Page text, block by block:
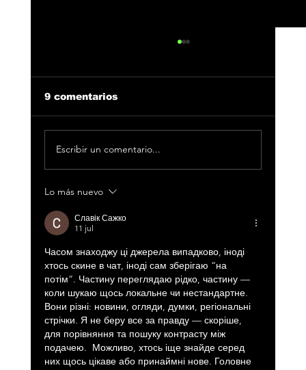
Álvaro García anuncia su nueva
gira por España “Punto de
encuentro”
9 comentarios
Escribir un comentario...
Lo más nuevo
Славік Сажко
11 jul
Часом знаходжу ці джерела випадково, іноді
хтось скине в чат, іноді сам зберігаю “на
потім”. Частину переглядаю рідко, частину —
коли шукаю щось локальне чи нестандартне.
Вони різні: новини, огляди, думки, регіональні
стрічки. Я не беру все за правду — скоріше,
для порівняння та пошуку контрасту між
подачею.  Можливо, хтось іще знайде серед
них щось цікаве або принаймні нове. Головне